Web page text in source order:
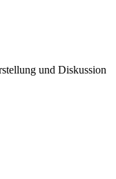
und Diskussion